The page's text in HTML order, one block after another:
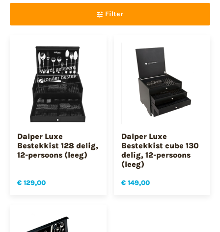
Filter
Dalper Luxe
Bestekkist 128 delig,
12-persoons (leeg)
€ 129,00
Dalper Luxe
Bestekkist cube 130
delig, 12-persoons
(leeg)
€ 149,00